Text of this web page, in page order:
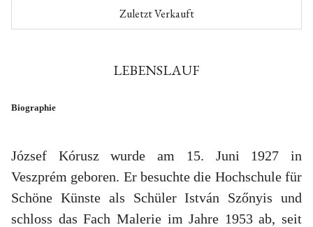
Zuletzt Verkauft
LEBENSLAUF
Biographie
József Kórusz wurde am 15. Juni 1927 in
Veszprém geboren. Er besuchte die Hochschule für
Schöne Künste als Schüler István Szőnyis und
schloss das Fach Malerie im Jahre 1953 ab, seit